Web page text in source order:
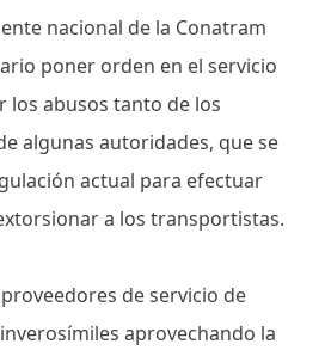
nacional de la Conatram
poner orden en el servicio
los abusos tanto de los
algunas autoridades, que se
actual para efectuar
a los transportistas.
de servicio de
aprovechando la